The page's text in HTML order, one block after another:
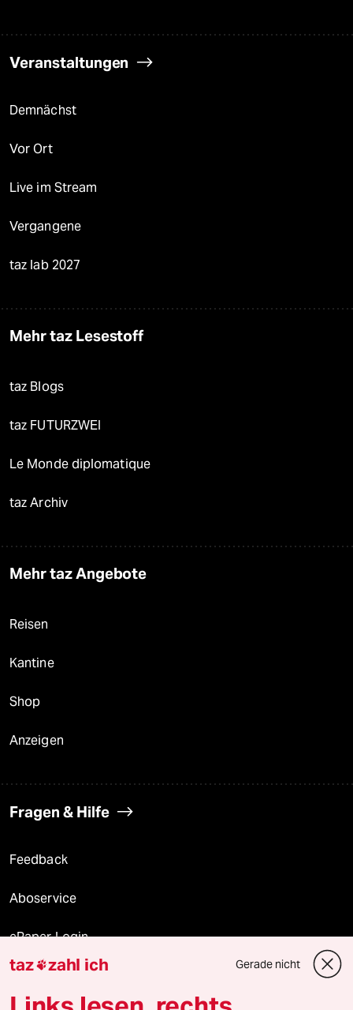
Veranstaltungen
Demnächst
Vor Ort
Live im Stream
Vergangene
taz lab 2027
Mehr taz Lesestoff
taz Blogs
taz FUTURZWEI
Le Monde diplomatique
taz Archiv
Mehr taz Angebote
Reisen
Kantine
Shop
Anzeigen
Fragen & Hilfe
Feedback
Aboservice
ePaper Login
Downloads für Abonnierende
taz zahl ich Gerade nicht